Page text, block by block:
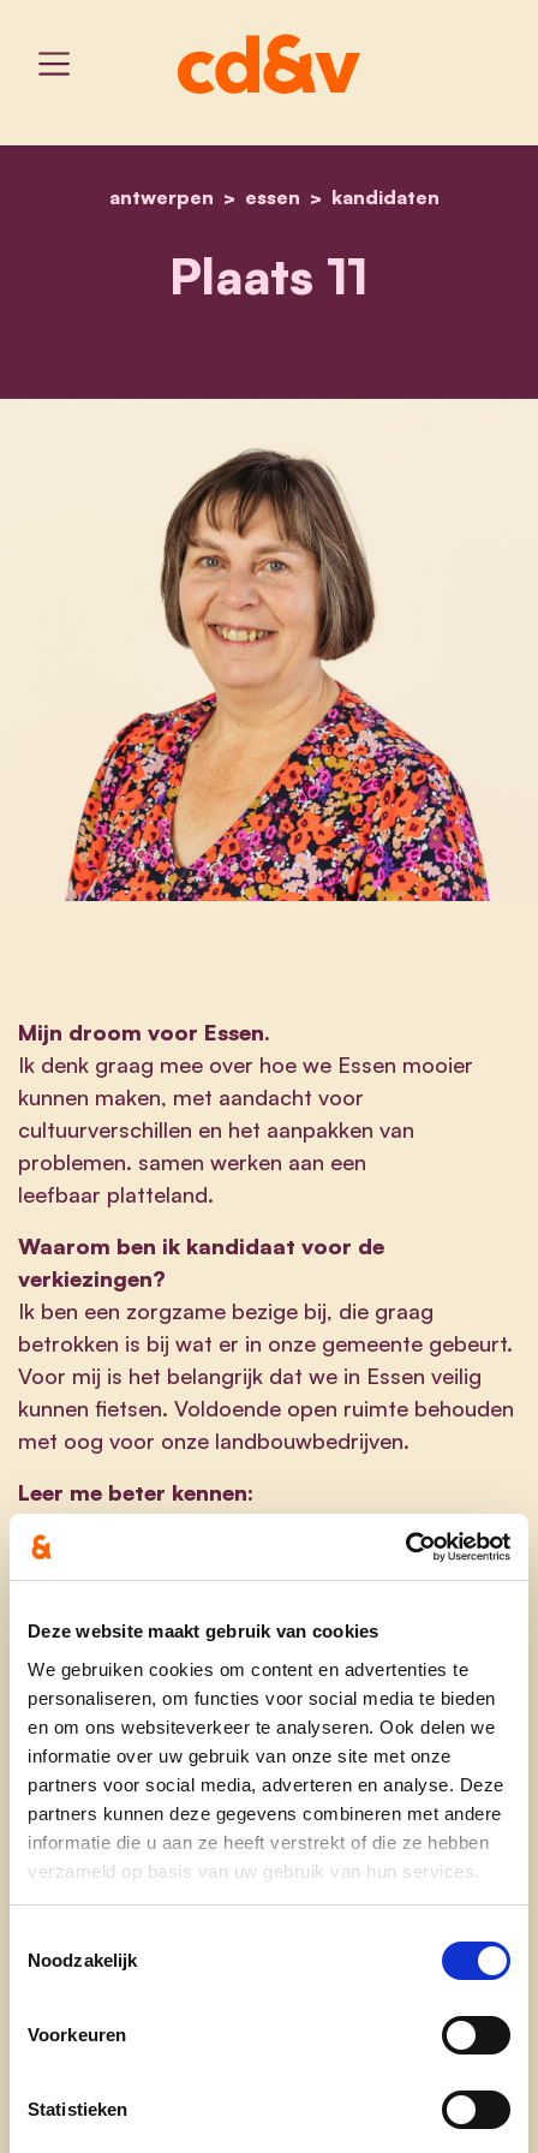
Deze website maakt gebruik van cookies
We gebruiken cookies om content en advertenties te
personaliseren, om functies voor social media te bieden
en om ons websiteverkeer te analyseren. Ook delen we
informatie over uw gebruik van onze site met onze
partners voor social media, adverteren en analyse. Deze
partners kunnen deze gegevens combineren met andere
informatie die u aan ze heeft verstrekt of die ze hebben
verzameld op basis van uw gebruik van hun services.
Noodzakelijk
Voorkeuren
Statistieken
home
antwerpen essen kandidaten
veer gagelmans
Plaats 11
Mijn droom voor Essen.
Ik denk graag mee over hoe we Essen mooier
kunnen maken, met aandacht voor
cultuurverschillen en het aanpakken van
problemen. samen werken aan een
leefbaar platteland.
Waarom ben ik kandidaat voor de
verkiezingen?
Ik ben een zorgzame bezige bij, die graag
betrokken is bij wat er in onze gemeente gebeurt.
Voor mij is het belangrijk dat we in Essen veilig
kunnen fietsen. Voldoende open ruimte behouden
met oog voor onze landbouwbedrijven.
Leer me beter kennen:
Mijn adres: Hanneken Tas 14, 2910 Essen
Mijn beroep: Hoevetoerisme
Mijn gezinssituatie: Gehuwd. 3 kinderen.
38,36 en 35
Mijn hobby’s en interesses: Fietstochtje,
wandelen, concertje meepikken
In deze verenigingen ben ik actief: Ferm
Wildert, st Jansstappers
Mijn telefoonnummer: 0494 44 33 47
Op deze social media ben ik actief:
Mijn favoriet lied/muziek: The river
zorgzaam, bezige bij, er gere bij zijn.
Mijn favoriete boek: Boek over de indianen